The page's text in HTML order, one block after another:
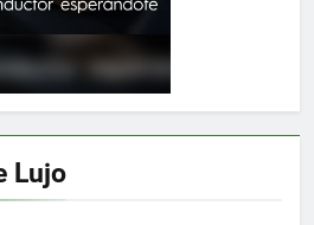
Lujo